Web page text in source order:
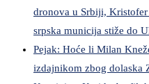
dronova u Srbiji,
srpska municija stiže do
Pejak: Hoće li Milan
izdajnikom zbog dolaska